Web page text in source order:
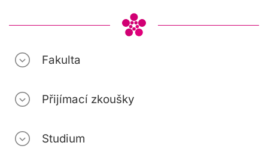
Fakulta
Přijímací zkoušky
Studium